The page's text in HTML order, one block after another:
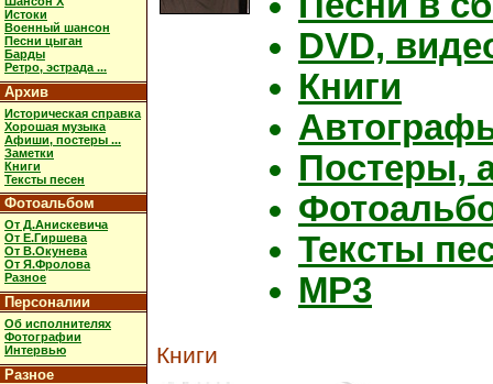
Истоки
Военный шансон
Песни цыган
Барды
Ретро, эстрада ...
Архив
Историческая справка
Хорошая музыка
Афиши, постеры ...
Заметки
Книги
Тексты песен
Фотоальбом
От Д.Анискевича
От Е.Гиршева
От В.Окунева
От Я.Фролова
Разное
Персоналии
Об исполнителях
Фотографии
Интервью
Разное
DVD,
Книги
Постеры,
Тексты
MP3
Книги